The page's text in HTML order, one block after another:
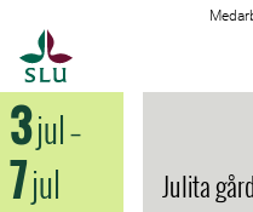
3jul–
7jul Julita